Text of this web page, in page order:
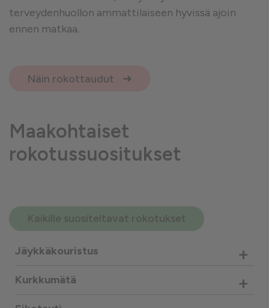
terveydenhuollon ammattilaiseen hyvissä ajoin
ennen matkaa.
Näin rokottaudut
Maakohtaiset
rokotussuositukset
Kaikille suositeltavat rokotukset
Jäykkäkouristus +
Kurkkumätä +